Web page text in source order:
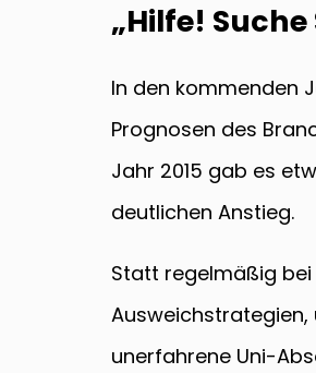
„Hilfe!
In den kommenden
Prognosen des
Jahr 2015 gab es
deutlichen Anstieg.
Statt regelmäßig bei
unerfahrene Uni-